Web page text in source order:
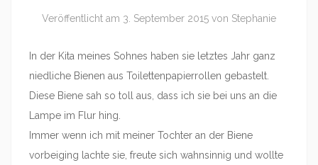
Veröffentlicht am 3. September 2015 von Stephanie
In der Kita meines Sohnes haben sie letztes Jahr ganz
niedliche Bienen aus Toilettenpapierrollen gebastelt.
Diese Biene sah so toll aus, dass ich sie bei uns an die
Lampe im Flur hing.
Immer wenn ich mit meiner Tochter an der Biene
vorbeiging lachte sie, freute sich wahnsinnig und wollte